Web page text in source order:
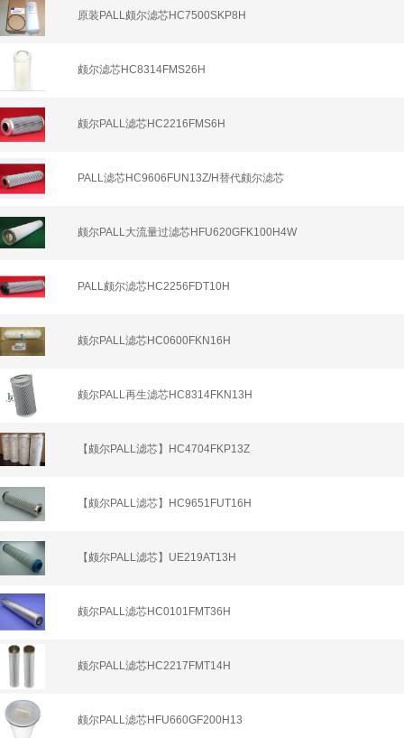
原装PALL颇尔滤芯HC7500SKP8H
颇尔滤芯HC8314FMS26H
颇尔PALL滤芯HC2216FMS6H
PALL滤芯HC9606FUN13Z/H替代颇尔滤芯
颇尔PALL大流量过滤芯HFU620GFK100H4W
PALL颇尔滤芯HC2256FDT10H
颇尔PALL滤芯HC0600FKN16H
颇尔PALL再生滤芯HC8314FKN13H
【颇尔PALL滤芯】HC4704FKP13Z
【颇尔PALL滤芯】HC9651FUT16H
【颇尔PALL滤芯】UE219AT13H
颇尔PALL滤芯HC0101FMT36H
颇尔PALL滤芯HC2217FMT14H
颇尔PALL滤芯HFU660GF200H13